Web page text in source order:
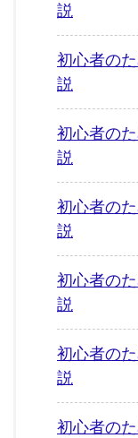
説
初心者の
説
初心者の
説
初心者の
説
初心者の
説
初心者の
説
初心者の